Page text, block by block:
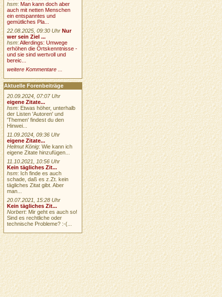
hsm:Man kann doch aber
auch mit netten Menschen
ein entspanntes und
gemütliches Pla...
22.08.2025, 09:30 Uhr Nur
wer sein Ziel ...
hsm:Allerdings: Umwege
erhöhen die Ortskenntnisse -
und sie sind wertvoll und
bereic...
weitere Kommentare ...
Aktuelle Forenbeiträge
20.09.2024, 07:07 Uhr
eigene Zitate...
hsm: Etwas höher, unterhalb
der Listen 'Autoren' und
'Themen' findest du den
Hinwei...
11.09.2024, 09:36 Uhr
eigene Zitate...
Helmut König: Wie kann ich
eigene Zitate hinzufügen...
11.10.2021, 10:56 Uhr
Kein tägliches Zit...
hsm: Ich finde es auch
schade, daß es z.Zt. kein
tägliches Zitat gibt. Aber
man...
20.07.2021, 15:28 Uhr
Kein tägliches Zit...
Norbert: Mir geht es auch so!
Sind es rechtliche oder
technische Probleme? :-(...